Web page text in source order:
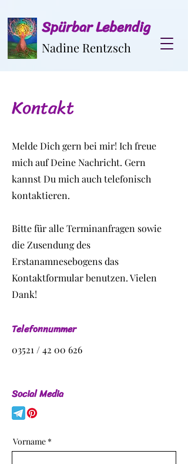
Spürbar Lebendig
Nadine Rentzsch
Kontakt
Melde Dich gern bei mir! Ich freue
mich auf Deine Nachricht. Gern
kannst Du mich auch telefonisch
kontaktieren.
Bitte für alle Terminanfragen sowie
die Zusendung des
Erstanamnesebogens das
Kontaktformular benutzen. Vielen
Dank!
Telefonnummer
03521 /42 00 626
Social Media
Vorname